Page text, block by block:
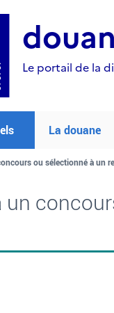
Le portail de la
La douane
ou sélectionné à un
un